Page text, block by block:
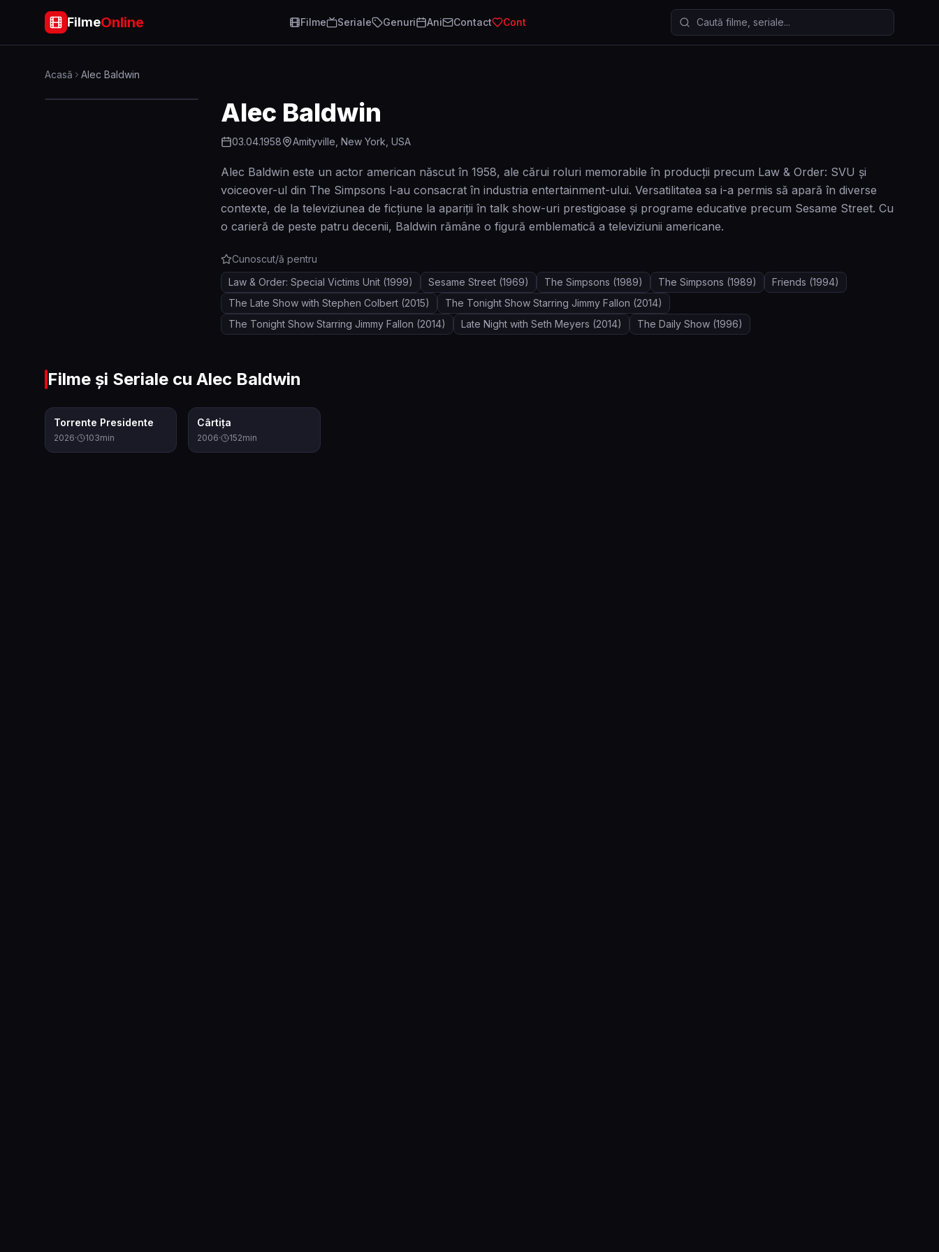
FilmeOnline Filme Seriale Genuri Ani Contact Cont Caută filme și seriale
Acasă Alec Baldwin
Alec Baldwin
03.04.1958 Amityville, New York, USA
Alec Baldwin este un actor american născut în 1958, ale cărui roluri memorabile în producții precum Law & Order: SVU și
voiceover-ul din The Simpsons l-au consacrat în industria entertainment-ului. Versatilitatea sa i-a permis să apară în diverse
contexte, de la televiziunea de ficțiune la apariții în talk show-uri prestigioase și programe educative precum Sesame Street. Cu
o carieră de peste patru decenii, Baldwin rămâne o figură emblematică a televiziunii americane.
Cunoscut/ă pentru
Law & Order: Special Victims Unit (1999) Sesame Street (1969) The Simpsons (1989) The Simpsons (1989) Friends (1994)
The Late Show with Stephen Colbert (2015) The Tonight Show Starring Jimmy Fallon (2014)
The Tonight Show Starring Jimmy Fallon (2014) Late Night with Seth Meyers (2014) The Daily Show (1996)
Filme și Seriale cu Alec Baldwin
Torrente Presidente
2026· 103min
Cârtița
2006· 152min